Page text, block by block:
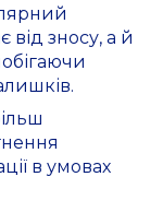
зносу, а й
в умовах